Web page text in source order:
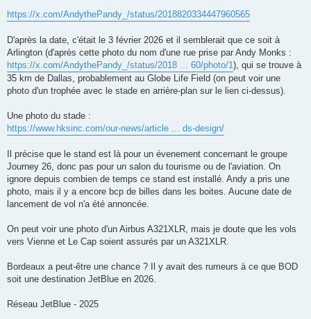
https://x.com/AndythePandy_/status/2018820334447960565
D'après la date, c'était le 3 février 2026 et il semblerait que ce soit à
Arlington (d'après cette photo du nom d'une rue prise par Andy Monks :
https://x.com/AndythePandy_/status/2018 ... 60/photo/1), qui se trouve à
35 km de Dallas, probablement au Globe Life Field (on peut voir une
photo d'un trophée avec le stade en arrière-plan sur le lien ci-dessus).
Une photo du stade :
https://www.hksinc.com/our-news/article ... ds-design/
Il précise que le stand est là pour un évenement concernant le groupe
Journey 26, donc pas pour un salon du tourisme ou de l'aviation. On
ignore depuis combien de temps ce stand est installé. Andy a pris une
photo, mais il y a encore bcp de billes dans les boites. Aucune date de
lancement de vol n'a été annoncée.
On peut voir une photo d'un Airbus A321XLR, mais je doute que les vols
vers Vienne et Le Cap soient assurés par un A321XLR.
Bordeaux a peut-être une chance ? Il y avait des rumeurs à ce que BOD
soit une destination JetBlue en 2026.
Réseau JetBlue - 2025